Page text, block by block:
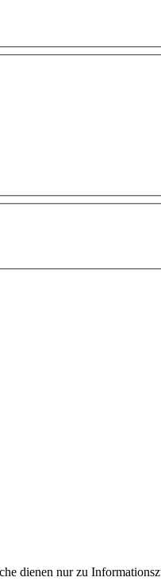
dienen nur zu